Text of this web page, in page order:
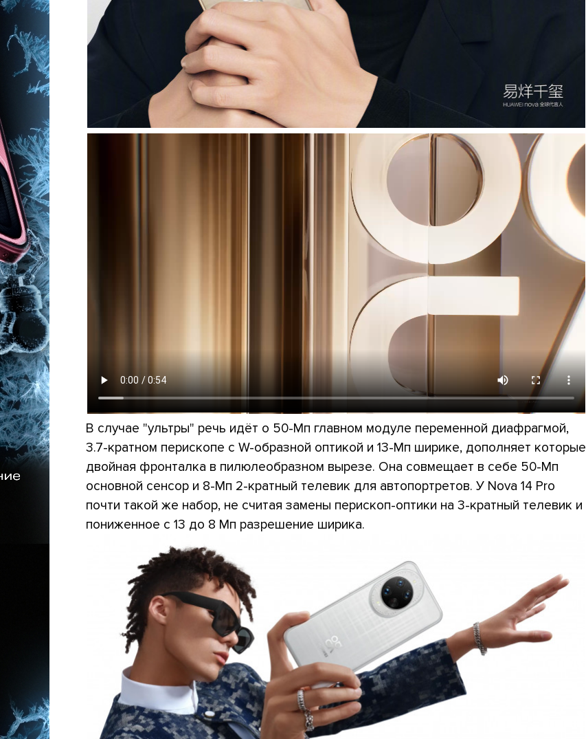
В случае "ультры" речь идёт о 50-Мп главном модуле переменной диафрагмой,
3.7-кратном перископе с W-образной оптикой и 13-Мп ширике, дополняет которые
двойная фронталка в пилюлеобразном вырезе. Она совмещает в себе 50-Мп
основной сенсор и 8-Мп 2-кратный телевик для автопортретов. У Nova 14 Pro
почти такой же набор, не считая замены перископ-оптики на 3-кратный телевик и
пониженное с 13 до 8 Мп разрешение ширика.